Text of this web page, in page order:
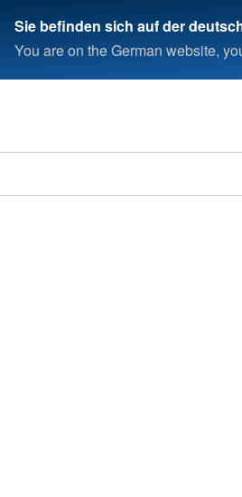
Sie befinden sich auf der
You are on the German website,